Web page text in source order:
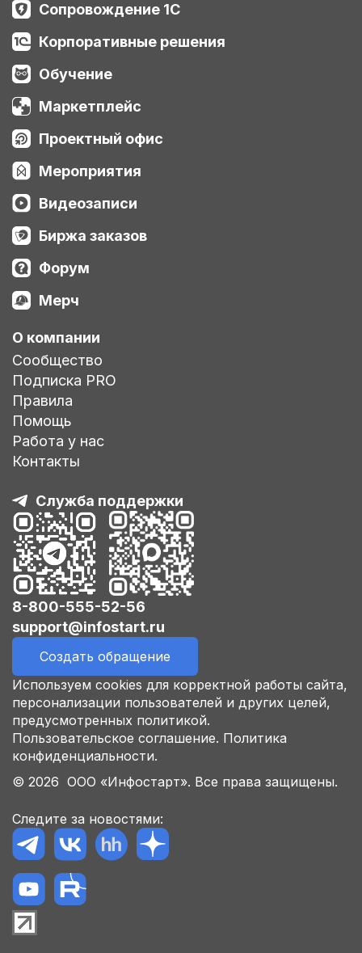
Сопровождение 1С
Корпоративные решения
Обучение
Маркетплейс
Проектный офис
Мероприятия
Видеозаписи
Биржа заказов
Форум
Мерч
О компании
Сообщество
Подписка PRO
Правила
Помощь
Работа у нас
Контакты
Служба поддержки
8-800-555-52-56
support@infostart.ru
Создать обращение
Используем cookies для корректной работы сайта,
персонализации пользователей и других целей,
предусмотренных политикой.
Пользовательское соглашение. Политика
конфиденциальности.
© 2026 ООО «Инфостарт». Все права защищены.
Следите за новостями: